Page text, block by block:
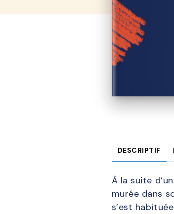
DESCRIPTIF
À la suite
murée dans
s’est